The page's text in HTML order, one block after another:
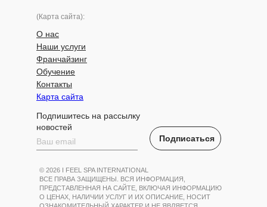
Подпишитесь на рассылку
новостей
© 2026 I FEEL SPA INTERNATIONAL
ВСЕ ПРАВА ЗАЩИЩЕНЫ. ВСЯ ИНФОРМАЦИЯ,
ПРЕДСТАВЛЕННАЯ НА САЙТЕ, ВКЛЮЧАЯ ИНФОРМАЦИЮ
О ЦЕНАХ, НАЛИЧИИ УСЛУГ И ИХ ОПИСАНИЕ, НОСИТ
(Карта сайта):
О нас
Наши услуги
Франчайзинг
Обучение
Контакты
Карта сайта
Подписаться